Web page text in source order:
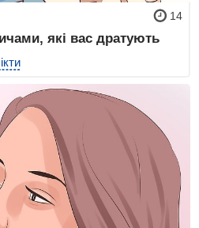
14
які вас дратують